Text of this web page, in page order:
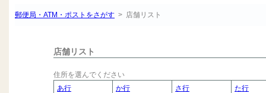
郵便局・ATM・ポストをさがす > 店舗リスト
店舗リスト
住所を選んでください
あ行
か行 さ行 た行